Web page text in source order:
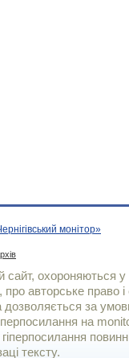
монітор»
охороняються у
авторське право і
за
на
тексту.